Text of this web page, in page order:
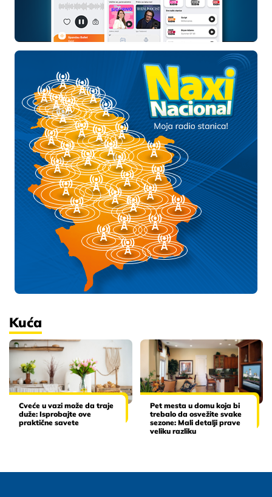
Kuća
Cveće u vazi može da traje
duže: Isprobajte ove
praktične savete
Pet mesta u domu koja bi
trebalo da osvežite svake
sezone: Mali detalji prave
veliku razliku